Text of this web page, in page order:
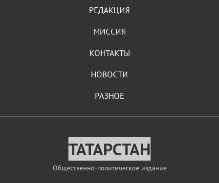
РЕДАКЦИЯ
МИССИЯ
КОНТАКТЫ
НОВОСТИ
РАЗНОЕ
ТАТАРСТАН
Общественно-политическое издание